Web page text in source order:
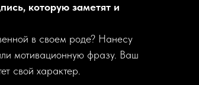
которую заметят и
в своем роде? Нанесу
мотивационную фразу. Ваш
свой характер.